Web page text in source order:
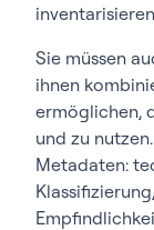
Sie müssen
ihnen
ermöglichen,
und zu
Metadaten: